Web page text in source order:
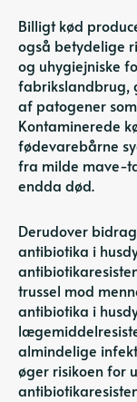
Billigt kød
også betydelige
og uhygiejniske
fabrikslandbrug,
af patogener
Kontaminerede
fødevarebårne
fra milde mave-
endda død.
Derudover
antibiotika i
trussel mod
antibiotika i
almindelige
øger risikoen for